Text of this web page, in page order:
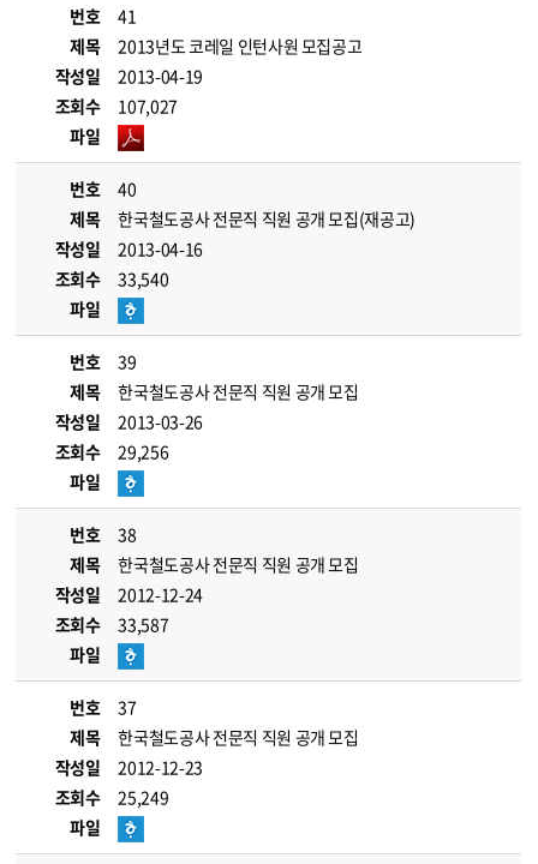
번호
41
제목
2013년도 코레일 인턴사원 모집공고
작성일
2013-04-19
조회수
107,027
파일
번호
40
제목
한국철도공사 전문직 직원 공개 모집(재공고)
작성일
2013-04-16
조회수
33,540
파일
번호
39
제목
한국철도공사 전문직 직원 공개 모집
작성일
2013-03-26
조회수
29,256
파일
번호
38
제목
한국철도공사 전문직 직원 공개 모집
작성일
2012-12-24
조회수
33,587
파일
번호
37
제목
한국철도공사 전문직 직원 공개 모집
작성일
2012-12-23
조회수
25,249
파일